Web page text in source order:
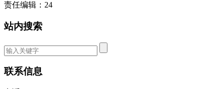
责任编辑：24
站内搜索
联系信息